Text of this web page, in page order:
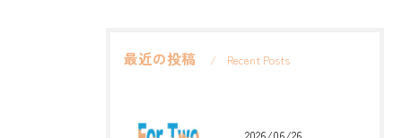
最近の投稿 Recent Posts